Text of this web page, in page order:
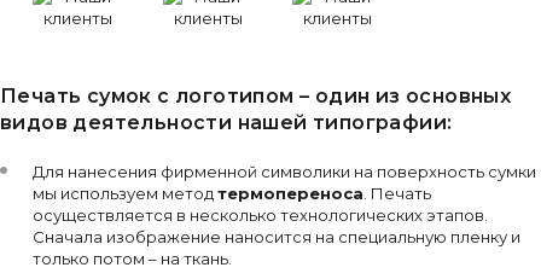
Печать сумок с логотипом – один из основных
видов деятельности нашей типографии:
Для нанесения фирменной символики на поверхность сумки
мы используем метод термопереноса . Печать
осуществляется в несколько технологических этапов.
Сначала изображение наносится на специальную пленку и
только потом – на ткань.